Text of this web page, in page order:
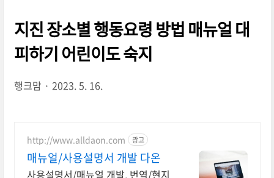
지진 장소별 행동요령 방법 매뉴얼 대
피하기 어린이도 숙지
행크맘 2023. 5. 16.
http://www.alldaon.com 광고
매뉴얼/사용설명서 개발 다온
사용설명서/매뉴얼 개발, 번역/현지